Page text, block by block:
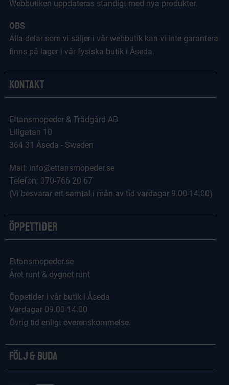
Webbutiken uppdateras ständigt med nya produkter.
OBS
Alla delar som vi säljer i vår webbutik kan vi inte garantera
finns på lager i vår fysiska butik i Åseda.
Kontakt
Ettansmopeder & Trädgård AB
Lillgatan 10
364 31 Åseda - Sweden
Mail: info@ettansmopeder.se
Telefon: 070-766 20 67
(Vi besvarar ert samtal i mån av tid vardagar 9.00-14.00)
Öppettider
Ettansmopeder.se
Året runt & dygnet runt
Öppetider i vår butik i Åseda
Vardagar 09.00-14.00
Övrig tid enligt överenskommelse.
Följ & Buda